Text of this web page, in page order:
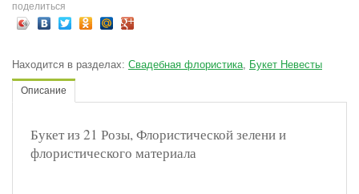
поделиться
Находится в разделах: Свадебная флористика, Букет Невесты
Описание
Букет из 21 Розы, Флористической зелени и
флористического материала